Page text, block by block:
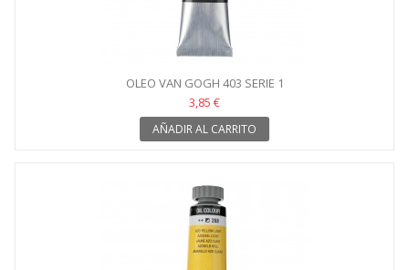
OLEO VAN GOGH 403 SERIE 1
3,85 €
AÑADIR AL CARRITO